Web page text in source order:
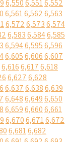
6,5506,5516,552
6,5616,5626,563
6,5726,5736,574
6,5836,5846,585
6,5946,5956,596
6,6056,6066,607
6,6166,6176,618
6,6276,628
6,6376,6386,639
6,6486,6496,650
6,6596,6606,661
6,6706,6716,672
6,6816,682